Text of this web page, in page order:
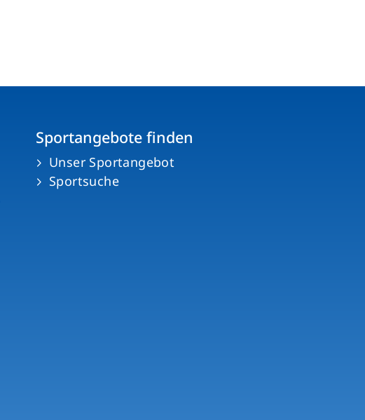
Sportangebote finden
Unser Sportangebot
Sportsuche